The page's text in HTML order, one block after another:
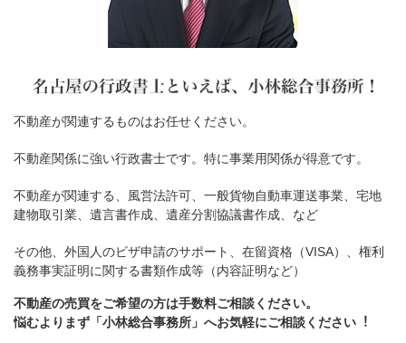
不動産が関連するものはお任せください。
不動産関係に強い行政書士です。特に事業用関係が得意です。
不動産が関連する、風営法許可、一般貨物自動車運送事業、宅地
建物取引業、遺言書作成、遺産分割協議書作成、など
その他、外国人のビザ申請のサポート、在留資格（VISA）、権利
義務事実証明に関する書類作成等（内容証明など）
不動産の売買をご希望の方は手数料ご相談ください。
悩むよりまず「小林総合事務所」へお気軽にご相談ください︕